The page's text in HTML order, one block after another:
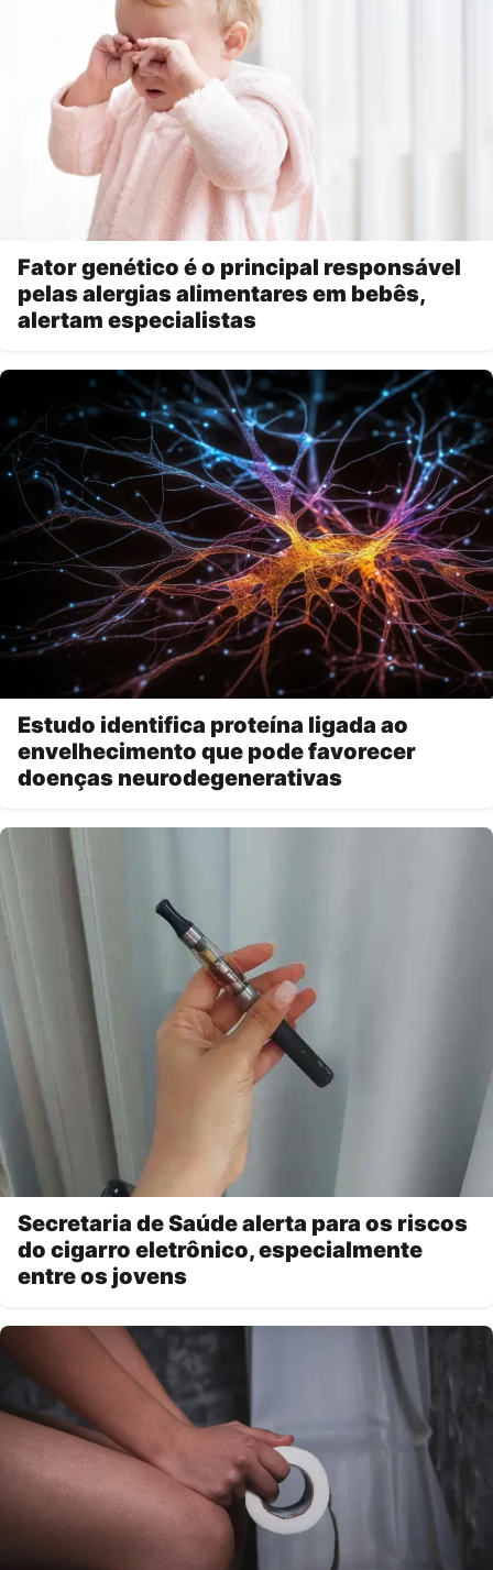
Fator genético é o principal responsável
pelas alergias alimentares em bebês,
alertam especialistas
Estudo identifica proteína ligada ao
envelhecimento que pode favorecer
doenças neurodegenerativas
Secretaria de Saúde alerta para os riscos
do cigarro eletrônico, especialmente
entre os jovens